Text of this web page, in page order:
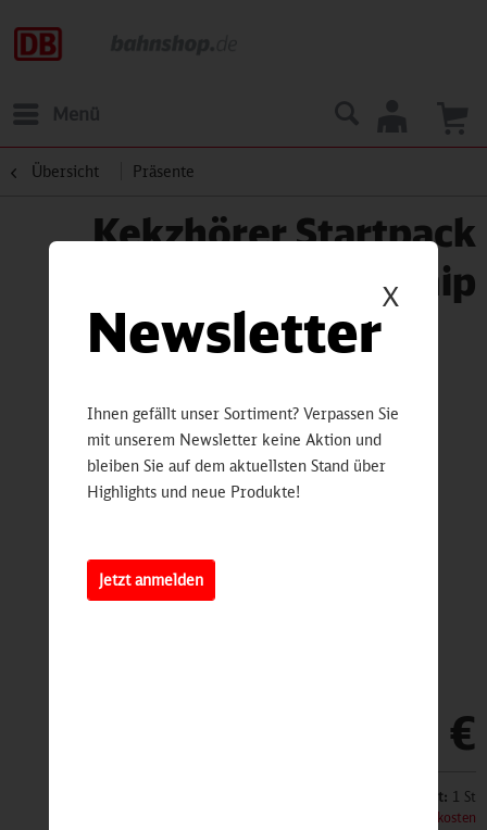
Menü
Übersicht Präsente
Kekzhörer Startpack
inkl. 1 Audio Chip
59,95 €
Inhalt: 1 St
zzgl. Versandkosten
X
Newsletter
Ihnen gefällt unser Sortiment? Verpassen Sie
mit unserem Newsletter keine Aktion und
bleiben Sie auf dem aktuellsten Stand über
Highlights und neue Produkte!
Jetzt anmelden